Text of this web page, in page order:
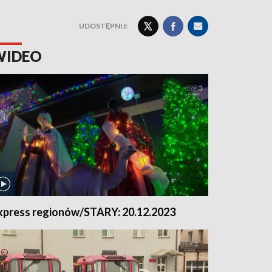
UDOSTĘPNIJ:
regionów/STARY: 20.12.2023